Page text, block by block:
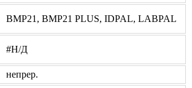
BMP21, BMP21 PLUS, IDPAL, LABPAL
#Н/Д
непрер.